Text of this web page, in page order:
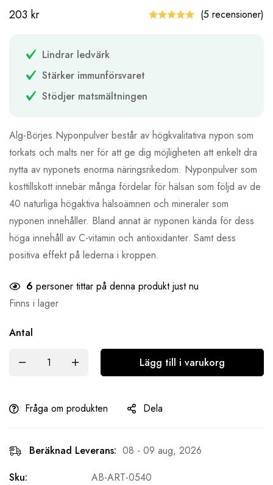
203 kr (5 recensioner)
Lindrar ledvärk
Stärker immunförsvaret
Stödjer matsmältningen
Alg-Börjes Nyponpulver består av högkvalitativa nypon som
torkats och malts ner för att ge dig möjligheten att enkelt dra
nytta av nyponets enorma näringsrikedom. Nyponpulver som
kosttillskott innebär många fördelar för hälsan som följd av de
40 naturliga högaktiva hälsoämnen och mineraler som
nyponen innehåller. Bland annat är nyponen kända för dess
höga innehåll av C-vitamin och antioxidanter. Samt dess
positiva effekt på lederna i kroppen.
6 personer tittar på denna produkt just nu
Finns i lager
Antal
Lägg till i varukorg
Fråga om produkten Dela
Beräknad Leverans: 08 - 09 aug, 2026
Sku:
AB-ART-0540